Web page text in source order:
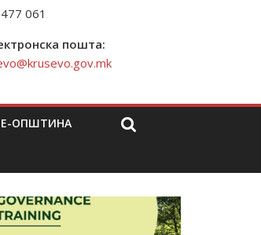
061
пошта:
Е-ОПШТИНА